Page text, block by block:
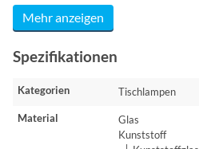
Mehr anzeigen
Spezifikationen
Kategorien Tischlampen
Material
Glas
Kunststoff